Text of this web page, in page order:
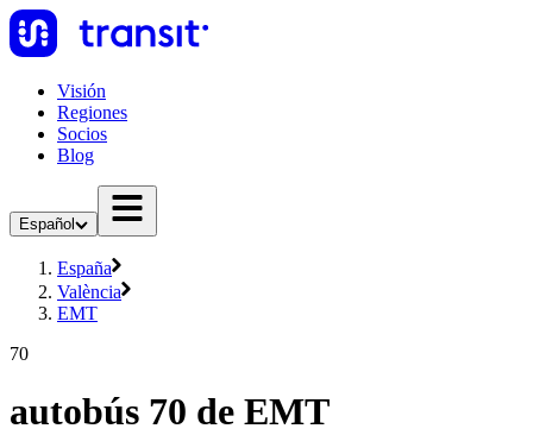
Visión
Regiones
Socios
Blog
Español
España
València
EMT
70
autobús 70 de EMT